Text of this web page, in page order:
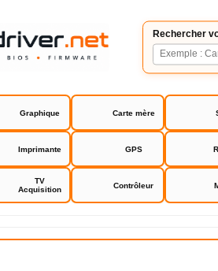
Rechercher
Graphique Carte mère
Imprimante GPS
TV
Acquisition
Contrôleur
Broadcom NetXtrem II serie